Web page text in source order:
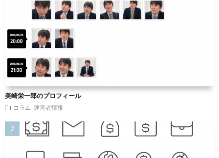
美崎栄一郎のプロフィール
コラム 運営者情報